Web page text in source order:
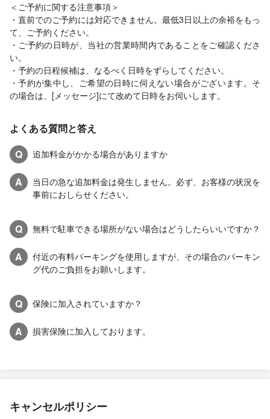
＜ご予約に関する注意事項＞
・直前でのご予約には対応できません。最低3日以上の余裕をもっ
て、ご予約ください。
・ご予約の日時が、当社の営業時間内であることをご確認くださ
い。
・予約の日程候補は、なるべく日時をずらしてください。
・予約が集中し、ご希望の日時に伺えない場合がございます。そ
の場合は、[メッセージ]にて改めて日時をお伺いします。
よくある質問と答え
Q
追加料金がかかる場合がありますか
A
当日の急な追加料金は発生しません。必ず、お客様の状況を
事前におしらせください。
Q 無料で駐車できる場所がない場合はどうしたらいいですか？
A
付近の有料パーキングを使用しますが、その場合のパーキン
グ代のご負担をお願いします。
Q 保険に加入されていますか？
A 損害保険に加入しております。
キャンセルポリシー